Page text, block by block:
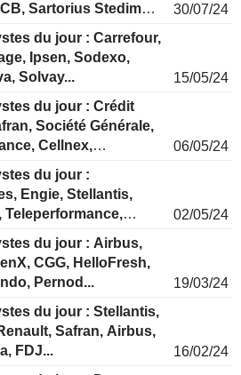
Sartorius Stedim
30/07/24
du jour : Carrefour,
Ipsen, Sodexo,
Solvay...
15/05/24
du jour : Crédit
Société Générale,
Cellnex,
06/05/24
du jour :
Engie, Stellantis,
Teleperformance,
02/05/24
du jour : Airbus,
CGG, HelloFresh,
Pernod...
19/03/24
du jour : Stellantis,
Safran, Airbus,
FDJ...
16/02/24